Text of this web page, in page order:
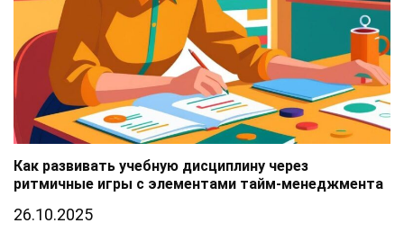
Как развивать учебную дисциплину через
ритмичные игры с элементами тайм-менеджмента
26.10.2025